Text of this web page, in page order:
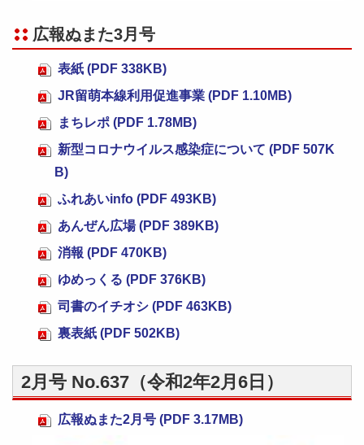
広報ぬまた3月号
表紙 (PDF 338KB)
JR留萌本線利用促進事業 (PDF 1.10MB)
まちレポ (PDF 1.78MB)
新型コロナウイルス感染症について (PDF 507K
B)
ふれあいinfo (PDF 493KB)
あんぜん広場 (PDF 389KB)
消報 (PDF 470KB)
ゆめっくる (PDF 376KB)
司書のイチオシ (PDF 463KB)
裏表紙 (PDF 502KB)
2月号 No.637（令和2年2月6日）
広報ぬまた2月号 (PDF 3.17MB)